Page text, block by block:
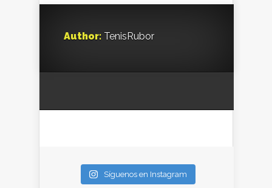
Author: TenisRubor
Síguenos en Instagram